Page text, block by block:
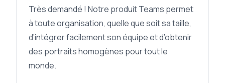
Très demandé ! Notre produit Teams permet
à toute organisation, quelle que soit sa taille,
d’intégrer facilement son équipe et d’obtenir
des portraits homogènes pour tout le
monde.